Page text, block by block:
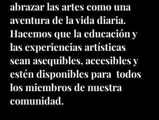
abrazar las artes como una
aventura de la vida diaria.
Hacemos que la educación y
las experiencias artísticas
sean asequibles, accesibles y
estén disponibles para todos
los miembros de nuestra
comunidad.